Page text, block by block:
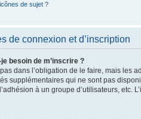
de sujet ?
de connexion et d’inscription
besoin de m’inscrire ?
pas dans l’obligation de le faire, mais les
supplémentaires qui ne sont pas
à un groupe d’utilisateurs, etc.